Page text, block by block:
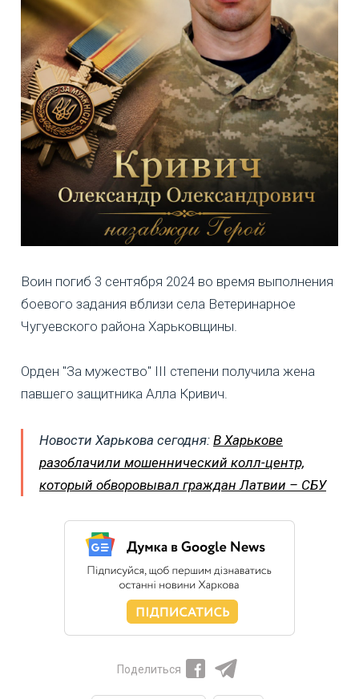
Воин погиб 3 сентября 2024 во время выполнения
боевого задания вблизи села Ветеринарное
Чугуевского района Харьковщины.
Орден "За мужество" III степени получила жена
павшего защитника Алла Кривич.
Новости Харькова сегодня: В Харькове
разоблачили мошеннический колл-центр,
который обворовывал граждан Латвии – СБУ
Поделиться